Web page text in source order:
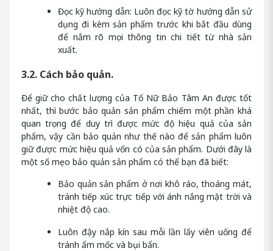
Đọc kỹ hướng dẫn: Luôn đọc kỹ tờ hướng dẫn sử
dụng đi kèm sản phẩm trước khi bắt đầu dùng
để nắm rõ mọi thông tin chi tiết từ nhà sản
xuất.
3.2. Cách bảo quản.
Để giữ cho chất lượng của Tố Nữ Bảo Tâm An được tốt
nhất, thì bước bảo quản sản phẩm chiếm một phần khá
quan trọng để duy trì được mức độ hiệu quả của sản
phẩm, vậy cần bảo quản như thế nào để sản phẩm luôn
giữ được mức hiệu quả vốn có của sản phẩm. Dưới đây là
một số mẹo bảo quản sản phẩm có thể bạn đã biết:
Bảo quản sản phẩm ở nơi khô ráo, thoáng mát,
tránh tiếp xúc trực tiếp với ánh nắng mặt trời và
nhiệt độ cao.
Luôn đậy nắp kín sau mỗi lần lấy viên uống để
tránh ẩm mốc và bụi bẩn.